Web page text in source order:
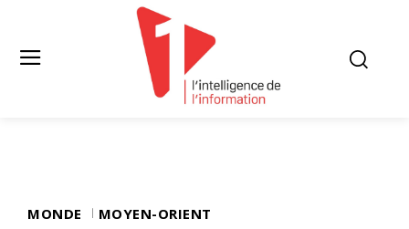
MONDE MOYEN-ORIENT